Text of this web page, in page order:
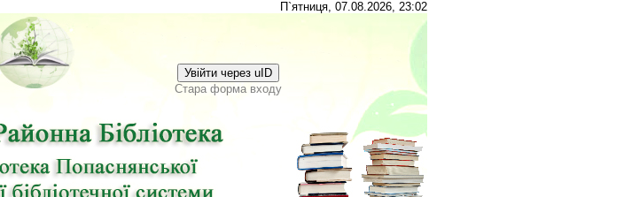
П`ятниця, 07.08.2026, 23:02
Увійти через uID
Стара форма входу